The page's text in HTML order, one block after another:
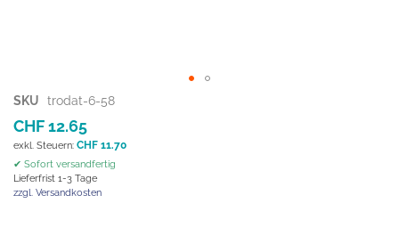
Zum
Anfang
der
Bildgalerie
springen
SKU trodat-6-58
CHF 12.65
CHF 11.70
✔ Sofort versandfertig
Lieferfrist 1-3 Tage
zzgl. Versandkosten